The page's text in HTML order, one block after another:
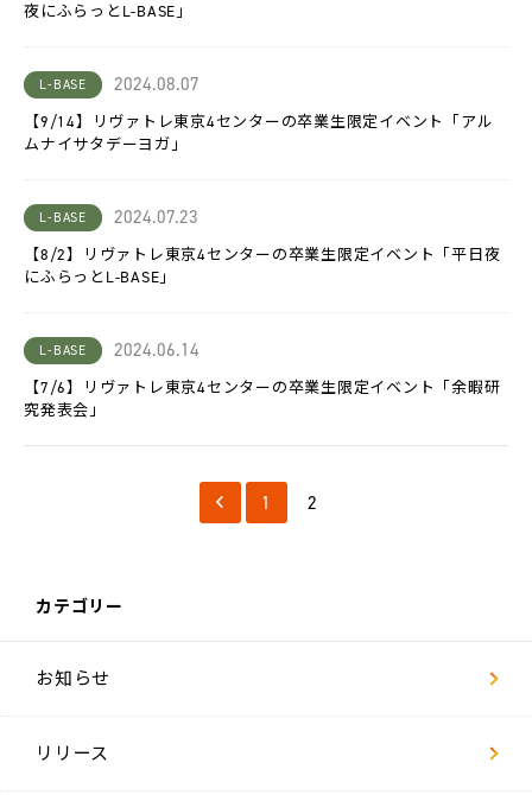
ラ
カ
ラ
双
は
た
ら
く
チ
ャ
レ
ジ
L-
BASE
人
の
へ
採
情
報
夜にふらっとL-BASE」
L-BASE 2024.08.07
【9/14】リヴァトレ東京4センターの卒業生限定イベント「アル
ムナイサタデーヨガ」
L-BASE 2024.07.23
【8/2】リヴァトレ東京4センターの卒業生限定イベント「平日夜
にふらっとL-BASE」
L-BASE 2024.06.14
【7/6】リヴァトレ東京4センターの卒業生限定イベント「余暇研
究発表会」
1 2
カテゴリー
お知らせ
リリース